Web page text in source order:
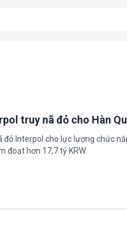
truy nã đỏ cho Hàn
Interpol cho lực lượng chức
đoạt hơn 17,7 tỷ KRW.